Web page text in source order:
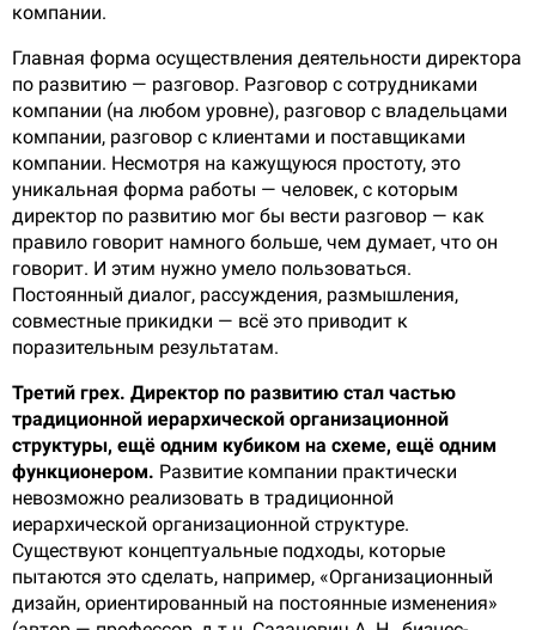
компании.
Главная форма осуществления деятельности директора
по развитию — разговор. Разговор с сотрудниками
компании (на любом уровне), разговор с владельцами
компании, разговор с клиентами и поставщиками
компании. Несмотря на кажущуюся простоту, это
уникальная форма работы — человек, с которым
директор по развитию мог бы вести разговор — как
правило говорит намного больше, чем думает, что он
говорит. И этим нужно умело пользоваться.
Постоянный диалог, рассуждения, размышления,
совместные прикидки — всё это приводит к
поразительным результатам.
Третий грех. Директор по развитию стал частью
традиционной иерархической организационной
структуры, ещё одним кубиком на схеме, ещё одним
функционером. Развитие компании практически
невозможно реализовать в традиционной
иерархической организационной структуре.
Существуют концептуальные подходы, которые
пытаются это сделать, например, «Организационный
дизайн, ориентированный на постоянные изменения»